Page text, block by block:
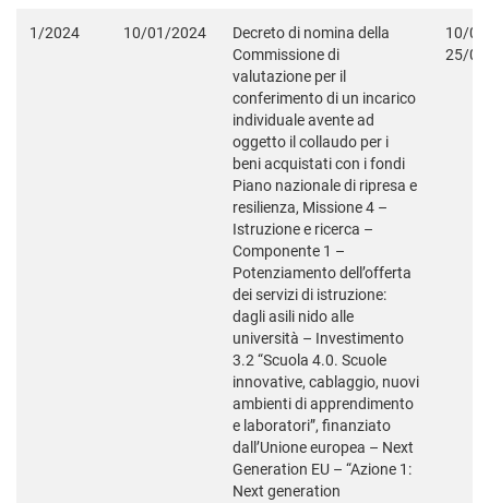
1/2024 10/01/2024
Decreto di nomina della
Commissione di
valutazione per il
conferimento di un incarico
individuale avente ad
oggetto il collaudo per i
beni acquistati con i fondi
Piano nazionale di ripresa e
resilienza, Missione 4 –
Istruzione e ricerca –
Componente 1 –
Potenziamento dell’offerta
dei servizi di istruzione:
dagli asili nido alle
università – Investimento
3.2 “Scuola 4.0. Scuole
innovative, cablaggio, nuovi
ambienti di apprendimento
e laboratori”, finanziato
dall’Unione europea – Next
Generation EU – “Azione 1:
Next generation
10/
25/